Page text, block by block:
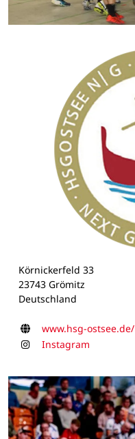
Körnickerfeld 33
23743 Grömitz
Deutschland
Homepage
www.hsg-ostsee.de/
Instagram
Instagram